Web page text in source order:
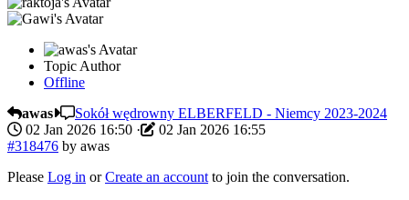
Topic Author
Offline
awas
Sokół wędrowny ELBERFELD - Niemcy 2023-2024
02 Jan 2026 16:50 ·
02 Jan 2026 16:55
#318476 by awas
Please Log in orCreate an account to join the conversation.